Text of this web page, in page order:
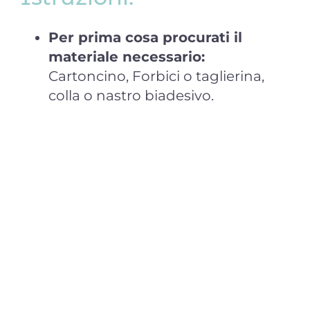
Per prima cosa procurati il
materiale necessario:
Cartoncino, Forbici o taglierina,
colla o nastro biadesivo.